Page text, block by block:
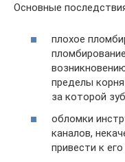
Основные
плохое
пределы
за которой
обломки
каналов,
привести к